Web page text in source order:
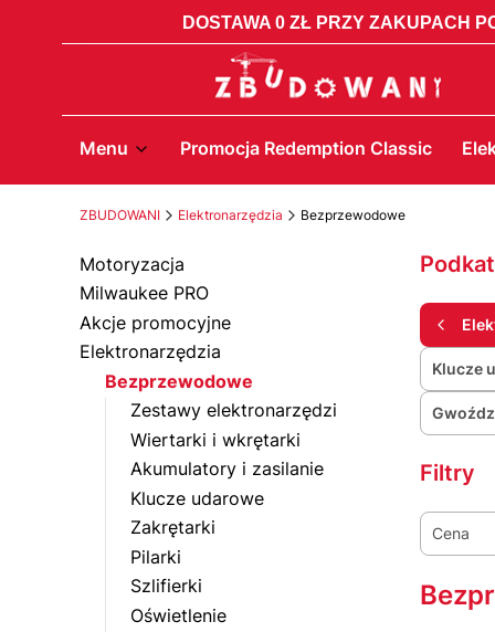
DOSTAWA 0 ZŁ PRZY ZAKUPACH
Menu Promocja Redemption Classic
ZBUDOWANI Elektronarzędzia Bezprzewodowe
Motoryzacja
Milwaukee PRO
Akcje promocyjne
Elektronarzędzia
Bezprzewodowe
Zestawy elektronarzędzi
Wiertarki i wkrętarki
Akumulatory i zasilanie
Klucze udarowe
Zakrętarki
Pilarki
Szlifierki
Oświetlenie
Klucze
Filtry
Cena
Koniec